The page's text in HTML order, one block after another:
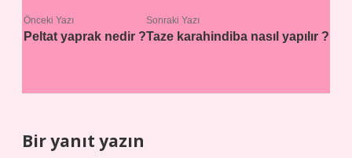
Önceki Yazı
Peltat yaprak nedir ?
Sonraki Yazı
Taze karahindiba nasıl yapılır ?
Bir yanıt yazın